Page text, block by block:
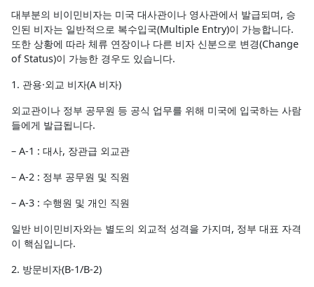
대부분의 비이민비자는 미국 대사관이나 영사관에서 발급되며, 승
인된 비자는 일반적으로 복수입국(Multiple Entry)이 가능합니다.
또한 상황에 따라 체류 연장이나 다른 비자 신분으로 변경(Change
of Status)이 가능한 경우도 있습니다.
1. 관용·외교 비자(A 비자)
외교관이나 정부 공무원 등 공식 업무를 위해 미국에 입국하는 사람
들에게 발급됩니다.
– A-1 : 대사, 장관급 외교관
– A-2 : 정부 공무원 및 직원
– A-3 : 수행원 및 개인 직원
일반 비이민비자와는 별도의 외교적 성격을 가지며, 정부 대표 자격
이 핵심입니다.
2. 방문비자(B-1/B-2)